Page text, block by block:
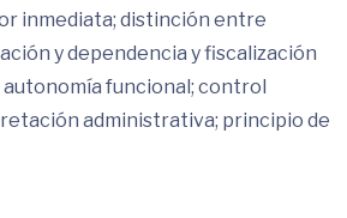
inmediata; distinción entre
y dependencia y fiscalización
funcional; control
administrativa; principio de